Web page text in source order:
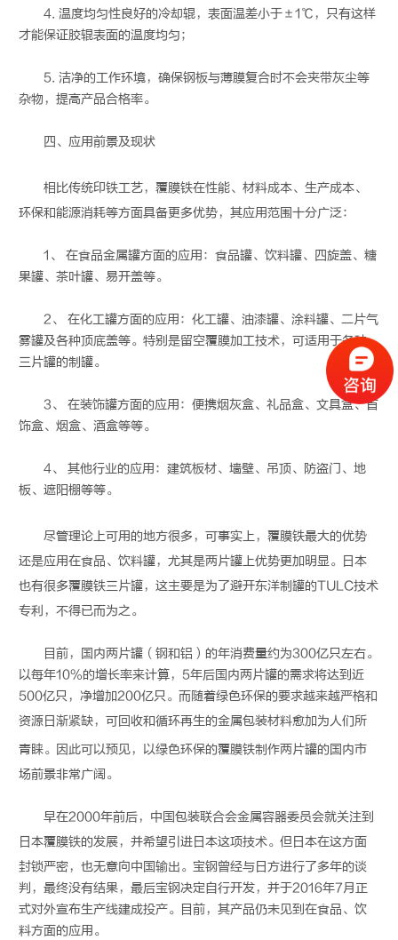
4. 温度均匀性良好的冷却辊，表面温差小于±1℃，只有这样
才能保证胶辊表面的温度均匀；
5. 洁净的工作环境，确保钢板与薄膜复合时不会夹带灰尘等
杂物，提高产品合格率。
四、应用前景及现状
相比传统印铁工艺，覆膜铁在性能、材料成本、生产成本、
环保和能源消耗等方面具备更多优势，其应用范围十分广泛：
1、 在食品金属罐方面的应用：食品罐、饮料罐、四旋盖、糖
果罐、茶叶罐、易开盖等。
2、 在化工罐方面的应用：化工罐、油漆罐、涂料罐、二片气
雾罐及各种顶底盖等。特别是留空覆膜加工技术，可适用于各种
三片罐的制罐。
3、 在装饰罐方面的应用：便携烟灰盒、礼品盒、文具盒、首
饰盒、烟盒、酒盒等等。
4、 其他行业的应用：建筑板材、墙壁、吊顶、防盗门、地
板、遮阳棚等等。
尽管理论上可用的地方很多，可事实上，覆膜铁最大的优势
还是应用在食品、饮料罐，尤其是两片罐上优势更加明显。日本
也有很多覆膜铁三片罐，这主要是为了避开东洋制罐的TULC技术
专利，不得已而为之。
目前，国内两片罐（钢和铝）的年消费量约为300亿只左右。
以每年10%的增长率来计算，5年后国内两片罐的需求将达到近
500亿只，净增加200亿只。而随着绿色环保的要求越来越严格和
资源日渐紧缺，可回收和循环再生的金属包装材料愈加为人们所
青睐。因此可以预见，以绿色环保的覆膜铁制作两片罐的国内市
场前景非常广阔。
早在2000年前后，中国包装联合会金属容器委员会就关注到
日本覆膜铁的发展，并希望引进日本这项技术。但日本在这方面
封锁严密，也无意向中国输出。宝钢曾经与日方进行了多年的谈
判，最终没有结果，最后宝钢决定自行开发，并于2016年7月正
式对外宣布生产线建成投产。目前，其产品仍未见到在食品、饮
料方面的应用。